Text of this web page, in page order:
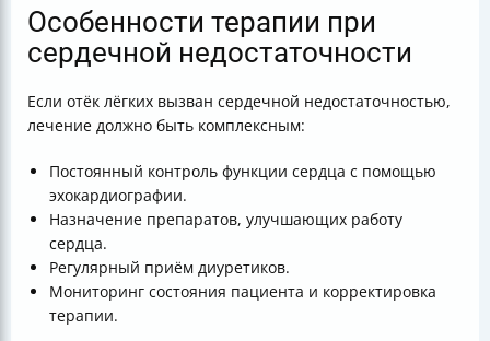
Особенности терапии при
сердечной недостаточности
Если отёк лёгких вызван сердечной недостаточностью,
лечение должно быть комплексным:
Постоянный контроль функции сердца с помощью
эхокардиографии.
Назначение препаратов, улучшающих работу
сердца.
Регулярный приём диуретиков.
Мониторинг состояния пациента и корректировка
терапии.